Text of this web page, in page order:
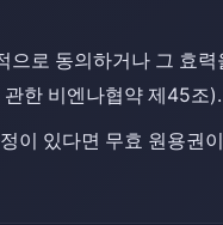
로 동의하거나 그 효
한 비엔나협약 제45조).
이 있다면 무효 원용권